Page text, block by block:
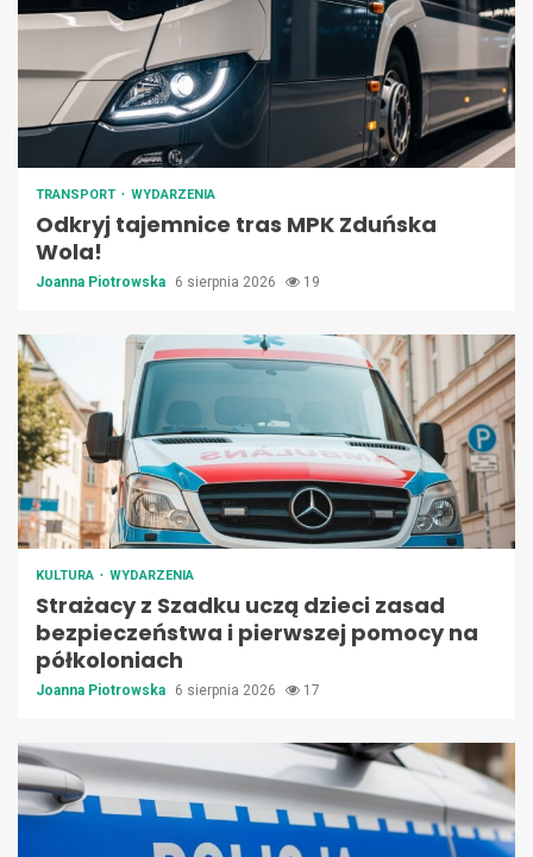
TRANSPORT WYDARZENIA
Odkryj tajemnice tras MPK Zduńska
Wola!
Joanna Piotrowska 6 sierpnia 2026 19
KULTURA WYDARZENIA
Strażacy z Szadku uczą dzieci zasad
bezpieczeństwa i pierwszej pomocy na
półkoloniach
Joanna Piotrowska 6 sierpnia 2026 17